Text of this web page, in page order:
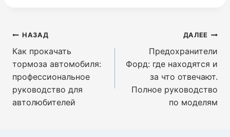
Навигация
по
записям
НАЗАД
Как прокачать
тормоза автомобиля:
профессиональное
руководство для
автолюбителей
ДАЛЕЕ
Предохранители
Форд: где находятся и
за что отвечают.
Полное руководство
по моделям